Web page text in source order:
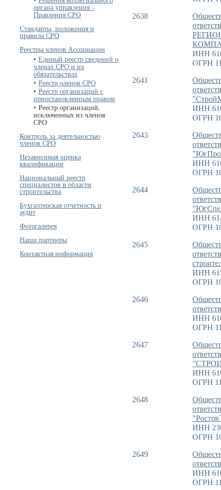
органа управления -
Правления СРО
Стандарты, положения и
правила СРО
Реестры членов Ассоциации
Единый реестр сведений о
членах СРО и их
обязательствах
Реестр членов СРО
Реестр организаций с
приостановленным правом
Реестр организаций,
исключенных из членов
СРО
Контроль за деятельностью
членов СРО
Независимая оценка
квалификации
Национальный реестр
специалистов в области
строительства
Бухгалтерская отчетность и
аудит
Фотогалерея
Наши партнеры
Контактная информация
2638
ИНН
ОГРН
2641
ИНН
ОГРН
2643
ИНН
ОГРН
2644
ИНН
ОГРН
2645
ИНН
ОГРН
2646
ИНН
ОГРН
2647
ИНН
ОГРН
2648
ИНН
ОГРН
2649
ИНН
ОГРН